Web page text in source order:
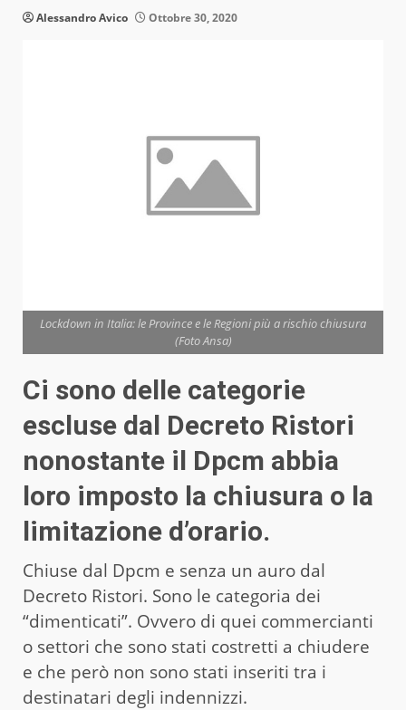
Alessandro Avico Ottobre 30, 2020
Lockdown in Italia: le Province e le Regioni più a rischio chiusura
(Foto Ansa)
Ci sono delle categorie
escluse dal Decreto Ristori
nonostante il Dpcm abbia
loro imposto la chiusura o la
limitazione d’orario.
Chiuse dal Dpcm e senza un auro dal
Decreto Ristori. Sono le categoria dei
“dimenticati”. Ovvero di quei commercianti
o settori che sono stati costretti a chiudere
e che però non sono stati inseriti tra i
destinatari degli indennizzi.